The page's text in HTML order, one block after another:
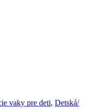
vaky pre deti, Detská/